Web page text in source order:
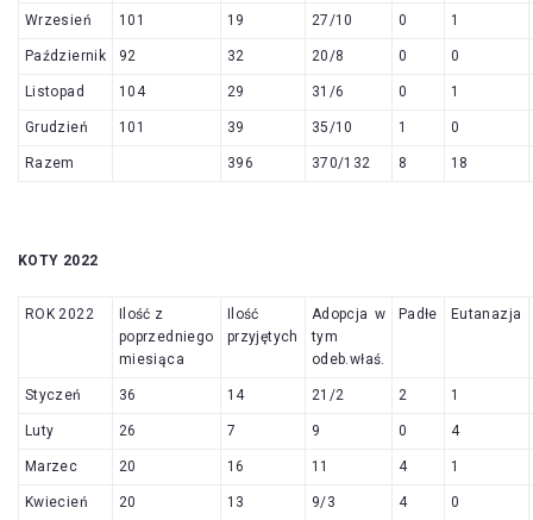
Wrzesień 101 19 27/10 0 1
Październik 92 32 20/8 0 0
Listopad 104 29 31/6 0 1
Grudzień 101 39 35/10 1 0
Razem 396 370/132 8 18
KOTY 2022
ROK 2022
Ilość z
poprzedniego
miesiąca
Ilość
przyjętych
Adopcja w
tym
odeb.właś.
Padłe Eutanazja
Styczeń 36 14 21/2 2 1
Luty 26 7 9 0 4
Marzec 20 16 11 4 1
Kwiecień 20 13 9/3 4 0